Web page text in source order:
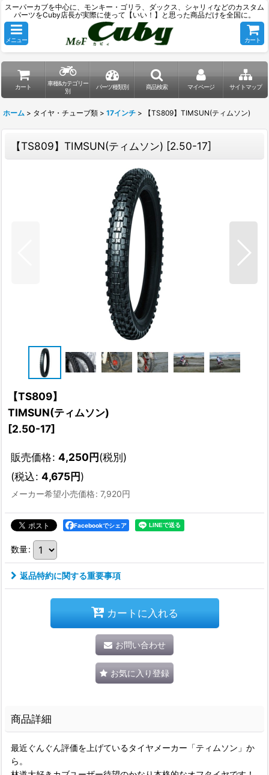
スーパーカブを中心に、モンキー・ゴリラ、ダックス、シャリィなどのカスタム
パーツをCuby店長が実際に使って【いい！】と思った商品だけを全国に。
メニュー カート
カート
車種&カテゴリー
別
パーツ種類別 商品検索 マイページ サイトマップ
ホーム > タイヤ・チューブ類 > 17インチ > 【TS809】TIMSUN(ティムソン)
【TS809】TIMSUN(ティムソン) [2.50-17]
【TS809】
TIMSUN(ティムソン)
[2.50-17]
販売価格: 4,250円(税別)
(税込: 4,675円)
メーカー希望小売価格: 7,920円
Facebookでシェア
数量:
返品特約に関する重要事項
カートに入れる
お問い合わせ
お気に入り登録
商品詳細
最近ぐんぐん評価を上げているタイヤメーカー「ティムソン」か
ら。